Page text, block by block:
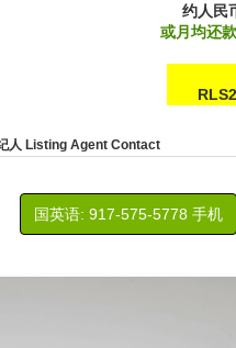
约人民
或月均还款
人 Listing Agent Contact
国英语: ‍917-575-5778 手机